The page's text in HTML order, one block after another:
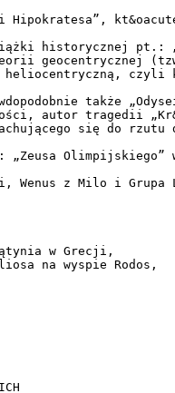
historycznej pt.:
geocentrycznej
czyli
także
autor tragedii
się do rzutu
„Zeusa
Wenus z Milo i Grupa
w Grecji,
na wyspie Rodos,